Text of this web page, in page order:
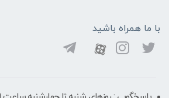
با ما همراه باشید